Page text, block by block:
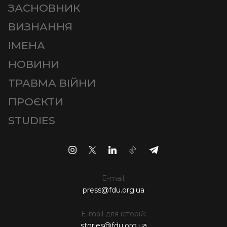
ЗАСНОВНИК
ВИЗНАННЯ
ІМЕНА
НОВИНИ
ТРАВМА ВІЙНИ
ПРОЄКТИ
STUDIES
E-mail:
press@fdu.org.ua
E-mail для історій: